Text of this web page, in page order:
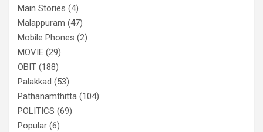
Main Stories (4)
Malappuram (47)
Mobile Phones (2)
MOVIE (29)
OBIT (188)
Palakkad (53)
Pathanamthitta (104)
POLITICS (69)
Popular (6)